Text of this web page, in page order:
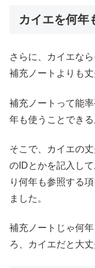
カイエを何年
さらに、カイエな
補充ノートよりも丈
補充ノートって能
年も使うことできる
そこで、カイエの
のIDとかを記入し
り何年も参照する
ました。
補充ノートじゃ何
ろ、カイエだと大丈